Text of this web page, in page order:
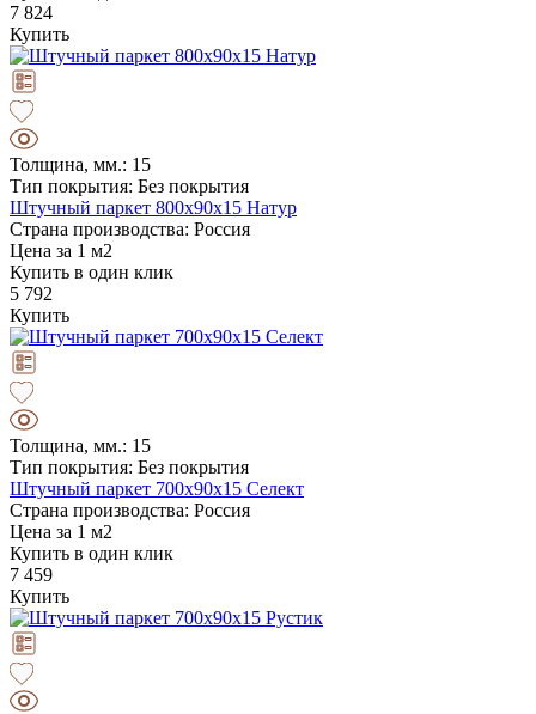
7 824
Купить
Толщина, мм.: 15
Тип покрытия: Без покрытия
Штучный паркет 800х90х15 Натур
Страна производства: Россия
Цена за 1 м2
Купить в один клик
5 792
Купить
Толщина, мм.: 15
Тип покрытия: Без покрытия
Штучный паркет 700х90х15 Селект
Страна производства: Россия
Цена за 1 м2
Купить в один клик
7 459
Купить